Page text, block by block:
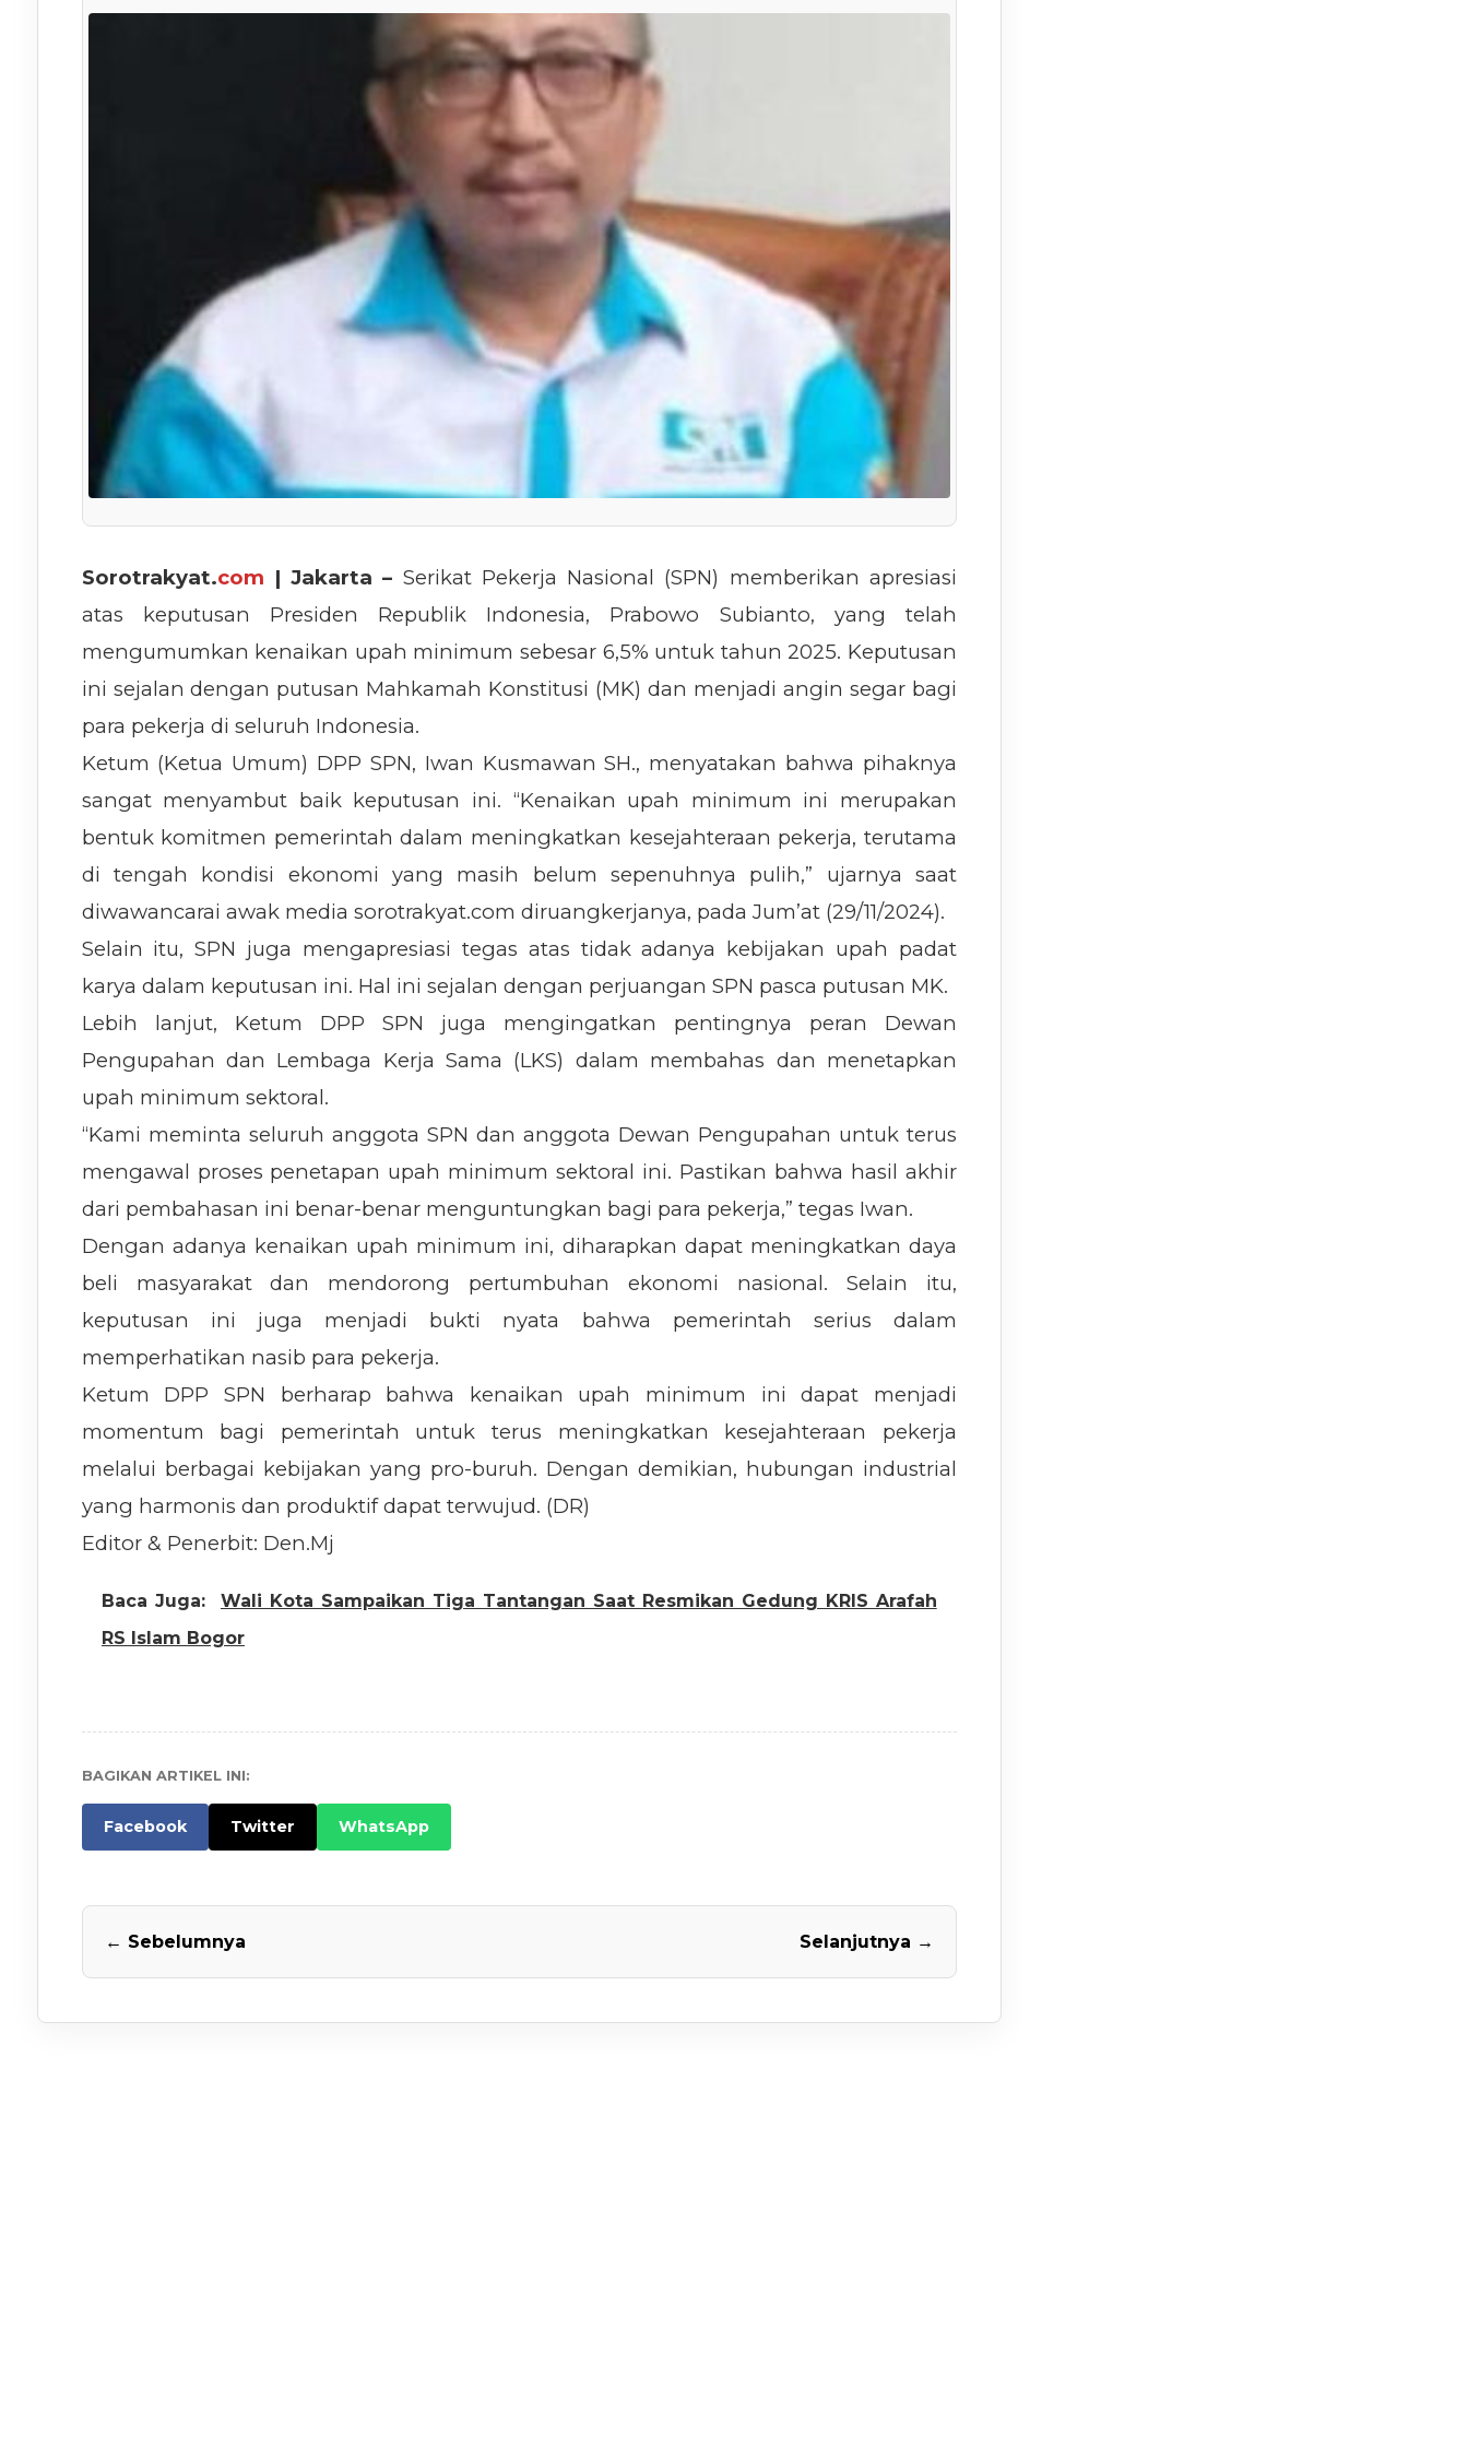
Sorotrakyat.com | Jakarta – Serikat Pekerja Nasional (SPN) memberikan apresiasi
atas keputusan Presiden Republik Indonesia, Prabowo Subianto, yang telah
mengumumkan kenaikan upah minimum sebesar 6,5% untuk tahun 2025. Keputusan
ini sejalan dengan putusan Mahkamah Konstitusi (MK) dan menjadi angin segar bagi
para pekerja di seluruh Indonesia.
Ketum (Ketua Umum) DPP SPN, Iwan Kusmawan SH., menyatakan bahwa pihaknya
sangat menyambut baik keputusan ini. “Kenaikan upah minimum ini merupakan
bentuk komitmen pemerintah dalam meningkatkan kesejahteraan pekerja, terutama
di tengah kondisi ekonomi yang masih belum sepenuhnya pulih,” ujarnya saat
diwawancarai awak media sorotrakyat.com diruangkerjanya, pada Jum’at (29/11/2024).
Selain itu, SPN juga mengapresiasi tegas atas tidak adanya kebijakan upah padat
karya dalam keputusan ini. Hal ini sejalan dengan perjuangan SPN pasca putusan MK.
Lebih lanjut, Ketum DPP SPN juga mengingatkan pentingnya peran Dewan
Pengupahan dan Lembaga Kerja Sama (LKS) dalam membahas dan menetapkan
upah minimum sektoral.
“Kami meminta seluruh anggota SPN dan anggota Dewan Pengupahan untuk terus
mengawal proses penetapan upah minimum sektoral ini. Pastikan bahwa hasil akhir
dari pembahasan ini benar-benar menguntungkan bagi para pekerja,” tegas Iwan.
Dengan adanya kenaikan upah minimum ini, diharapkan dapat meningkatkan daya
beli masyarakat dan mendorong pertumbuhan ekonomi nasional. Selain itu,
keputusan ini juga menjadi bukti nyata bahwa pemerintah serius dalam
memperhatikan nasib para pekerja.
Ketum DPP SPN berharap bahwa kenaikan upah minimum ini dapat menjadi
momentum bagi pemerintah untuk terus meningkatkan kesejahteraan pekerja
melalui berbagai kebijakan yang pro-buruh. Dengan demikian, hubungan industrial
yang harmonis dan produktif dapat terwujud. (DR)
Editor & Penerbit: Den.Mj
Baca Juga:
Wali Kota Sampaikan Tiga Tantangan Saat Resmikan Gedung KRIS Arafah
RS Islam Bogor
BAGIKAN ARTIKEL INI:
Facebook Twitter WhatsApp
← Sebelumnya Selanjutnya →